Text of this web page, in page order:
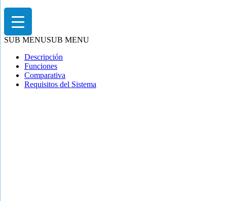
SUB MENUSUB MENU
Descripción
Funciones
Comparativa
Requisitos del Sistema